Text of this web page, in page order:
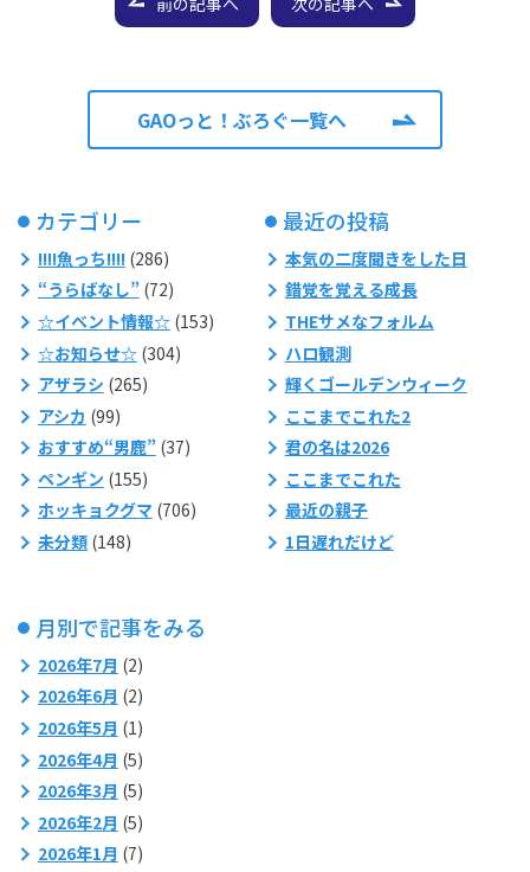
GAOっと！ぶろぐ一覧へ
カテゴリー
!!!!魚っち!!!!(286)
“うらばなし”(72)
☆イベント情報☆(153)
☆お知らせ☆(304)
アザラシ (265)
アシカ (99)
おすすめ“男鹿”(37)
ペンギン (155)
ホッキョクグマ (706)
未分類(148)
最近の投稿
本気の二度聞きをした日
錯覚を覚える成長
THEサメなフォルム
ハロ観測
輝くゴールデンウィーク
ここまでこれた2
君の名は2026
ここまでこれた
最近の親子
1日遅れだけど
月別で記事をみる
2026年7月 (2)
2026年6月 (2)
2026年5月 (1)
2026年4月 (5)
2026年3月 (5)
2026年2月 (5)
2026年1月 (7)